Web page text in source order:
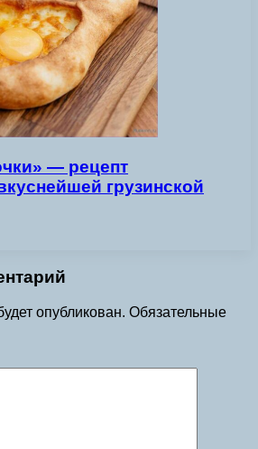
— рецепт
грузинской
опубликован. Обязательные